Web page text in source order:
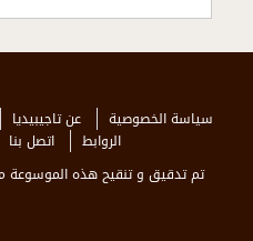
سياسة الخصوصية عن تاجيبيديا
الروابط
اتصل بنا
تم تدقيق و تنقيح هذه الموسوعة